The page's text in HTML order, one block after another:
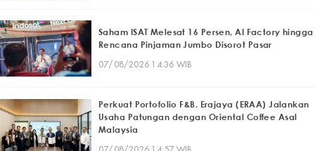
Saham ISAT Melesat 16 Persen, AI Factory hingga
Rencana Pinjaman Jumbo Disorot Pasar
07/08/2026 14:36 WIB
Perkuat Portofolio F&B, Erajaya (ERAA) Jalankan
Usaha Patungan dengan Oriental Coffee Asal
Malaysia